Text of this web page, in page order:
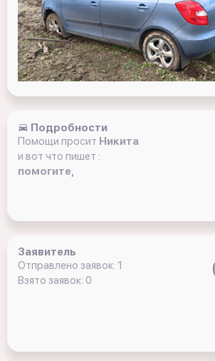
Подробности
Помощи просит Никита
и вот что пишет :
помогите,
Заявитель
Отправлено заявок: 1
Взято заявок: 0